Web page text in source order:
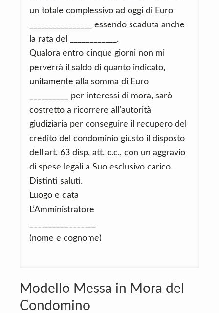
un totale complessivo ad oggi di Euro
________________ essendo scaduta anche
la rata del ____________.
Qualora entro cinque giorni non mi
perverrà il saldo di quanto indicato,
unitamente alla somma di Euro
__________ per interessi di mora, sarò
costretto a ricorrere all’autorità
giudiziaria per conseguire il recupero del
credito del condominio giusto il disposto
dell’art. 63 disp. att. c.c., con un aggravio
di spese legali a Suo esclusivo carico.
Distinti saluti.
Luogo e data
L’Amministratore
(nome e cognome)
Modello Messa in Mora del
Condomino